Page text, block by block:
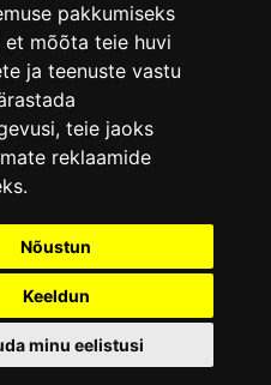
pakkumiseks
et mõõta teie huvi
ja teenuste vastu
, teie jaoks
reklaamide
.
Nõustun
Keeldun
minu eelistusi